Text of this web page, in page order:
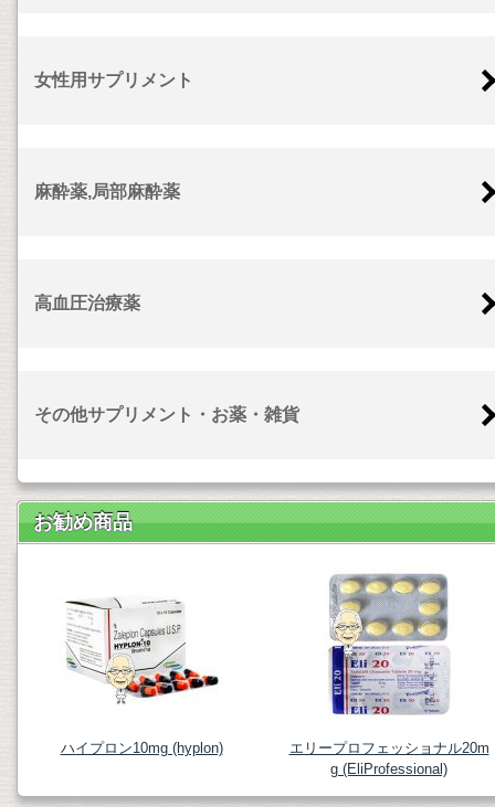
女性用サプリメント
麻酔薬,局部麻酔薬
高血圧治療薬
その他サプリメント・お薬・雑貨
お勧め商品
ハイプロン10mg (hyplon)
エリープロフェッショナル20m
g (EliProfessional)